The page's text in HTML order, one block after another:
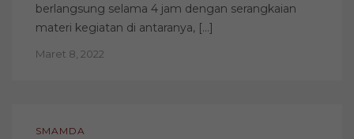
berlangsung selama 4 jam dengan serangkaian
materi kegiatan di antaranya, […]
Maret 8, 2022
SMAMDA